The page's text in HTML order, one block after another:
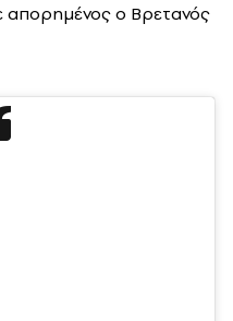
απορημένος ο Βρετανός